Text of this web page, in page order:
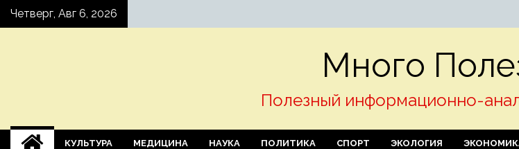
SkipЧетверг, Авг 6, 2026
Много
Полезный информационно-
КУЛЬТУРА МЕДИЦИНА НАУКА ПОЛИТИКА СПОРТ ЭКОЛОГИЯ